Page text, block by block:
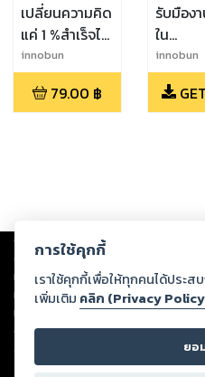
เปลี่ยนความคิด
แค่ 1 %สำเร็จได้
เร็วกว่าคนอื่น
innobun
79.00 ฿
รับมือง
ใน
สไตล์
innobun
Copyright © 2026
ต่อผลงานหรือเนื้อหาใดที่อัปโหลดผ่านเว็
ทรัพย์สินทางปัญญาของบุคคลอื่นหรือขั
ทุกท่านโปรดใช้วิจารณญาณในการกลั่นก
หนึ่งส่วนใดขัดต่อกฎหมายและศีลธรรม
ดำเนินการในทันที ทั้งนี้ ทางสตอรี่ล็อ
ลิขสิทธิ์ พ.ศ. 2537 (ฉบับล่าสุด)
การใช้คุกกี้
เราใช้คุกกี้เพื่อให้ทุกคนได้ประ
เพิ่มเติม คลิก (Privacy
ยอ